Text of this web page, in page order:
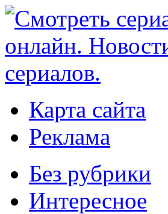
Карта сайта
Реклама
Без рубрики
Интересное